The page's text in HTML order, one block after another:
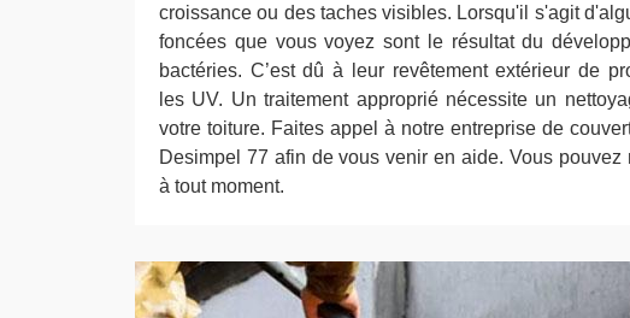
croissance ou des taches visibles. Lorsqu'il s'agit
foncées que vous voyez sont le résultat du
bactéries. C’est dû à leur revêtement extérieur de
les UV. Un traitement approprié nécessite un
votre toiture. Faites appel à notre entreprise de
Desimpel 77 afin de vous venir en aide. Vous pouvez
à tout moment.